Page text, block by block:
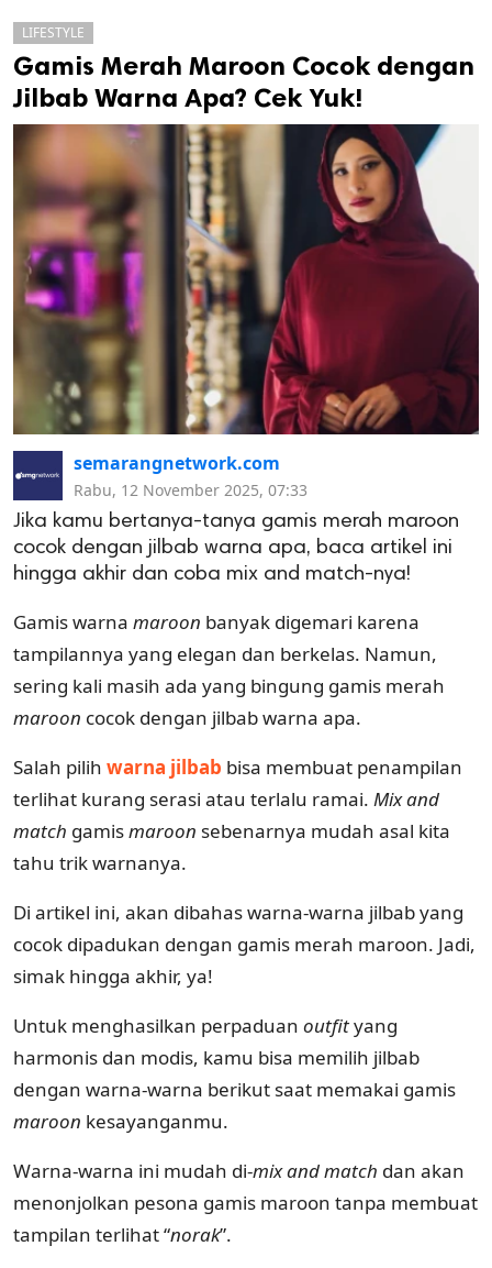
cipta.
LIFESTYLE
Gamis Merah Maroon Cocok dengan
Jilbab Warna Apa? Cek Yuk!
semarangnetwork.com
Rabu, 12 November 2025, 07:33
Jika kamu bertanya-tanya gamis merah maroon
cocok dengan jilbab warna apa, baca artikel ini
hingga akhir dan coba mix and match-nya!
Gamis warna maroon banyak digemari karena
tampilannya yang elegan dan berkelas. Namun,
sering kali masih ada yang bingung gamis merah
maroon cocok dengan jilbab warna apa.
Salah pilih warna jilbab bisa membuat penampilan
terlihat kurang serasi atau terlalu ramai. Mix and
match gamismaroon sebenarnya mudah asal kita
tahu trik warnanya.
Di artikel ini, akan dibahas warna-warna jilbab yang
cocok dipadukan dengan gamis merah maroon. Jadi,
simak hingga akhir, ya!
Untuk menghasilkan perpaduan outfityang
harmonis dan modis, kamu bisa memilih jilbab
dengan warna-warna berikut saat memakai gamis
maroon kesayanganmu.
Warna-warna ini mudah di-mix and match dan akan
menonjolkan pesona gamis maroon tanpa membuat
tampilan terlihat “norak”.